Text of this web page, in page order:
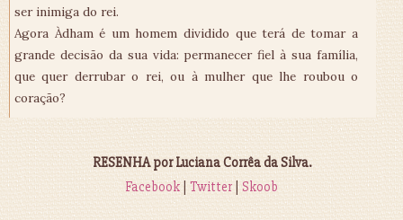
ser inimiga do rei.
Agora Àdham é um homem dividido que terá de tomar a
grande decisão da sua vida: permanecer fiel à sua família,
que quer derrubar o rei, ou à mulher que lhe roubou o
coração?
RESENHA por Luciana Corrêa da Silva.
Facebook|Twitter |Skoob